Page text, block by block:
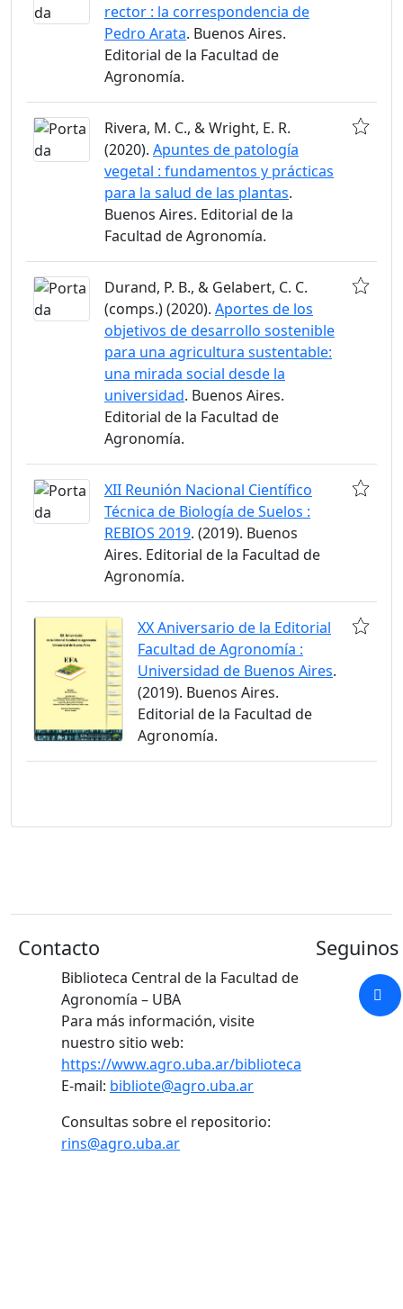
rector : la correspondencia de
Pedro Arata. Buenos Aires.
Editorial de la Facultad de
Agronomía.
Rivera, M. C., & Wright, E. R.
(2020). Apuntes de patología
vegetal : fundamentos y prácticas
para la salud de las plantas.
Buenos Aires. Editorial de la
Facultad de Agronomía.
Durand, P. B., & Gelabert, C. C.
(comps.) (2020). Aportes de los
objetivos de desarrollo sostenible
para una agricultura sustentable:
una mirada social desde la
universidad. Buenos Aires.
Editorial de la Facultad de
Agronomía.
XII Reunión Nacional Científico
Técnica de Biología de Suelos :
REBIOS 2019. (2019). Buenos
Aires. Editorial de la Facultad de
Agronomía.
XX Aniversario de la Editorial
Facultad de Agronomía :
Universidad de Buenos Aires.
(2019). Buenos Aires.
Editorial de la Facultad de
Agronomía.
Contacto
Biblioteca Central de la Facultad de
Agronomía – UBA
Para más información, visite
nuestro sitio web:
https://www.agro.uba.ar/biblioteca
E-mail: bibliote@agro.uba.ar
Consultas sobre el repositorio:
rins@agro.uba.ar